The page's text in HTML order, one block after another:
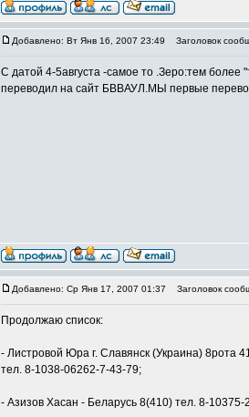
Добавлено: Вт Янв 16, 2007 23:49 Заголовок
С датой 4-5августа -самое то .Зеро:тем более
переводил на сайт БВВАУЛ.МЫ первые
Добавлено: Ср Янв 17, 2007 01:37 Заголовок
Продолжаю список:
- Листровой Юра г. Славянск (Украина) 8рота
тел. 8-1038-06262-7-43-79;
- Азизов Хасан - Беларусь 8(410) тел. 8-